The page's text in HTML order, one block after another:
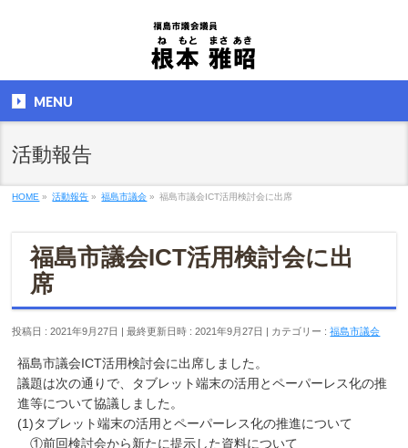
MENU
活動報告
HOME » 活動報告 » 福島市議会 » 福島市議会ICT活用検討会に出席
福島市議会ICT活用検討会に出
席
投稿日 : 2021年9月27日 最終更新日時 : 2021年9月27日 カテゴリー :福島市議会
福島市議会ICT活用検討会に出席しました。
議題は次の通りで、タブレット端末の活用とペーパーレス化の推
進等について協議しました。
(1)タブレット端末の活用とペーパーレス化の推進について
①前回検討会から新たに提示した資料について